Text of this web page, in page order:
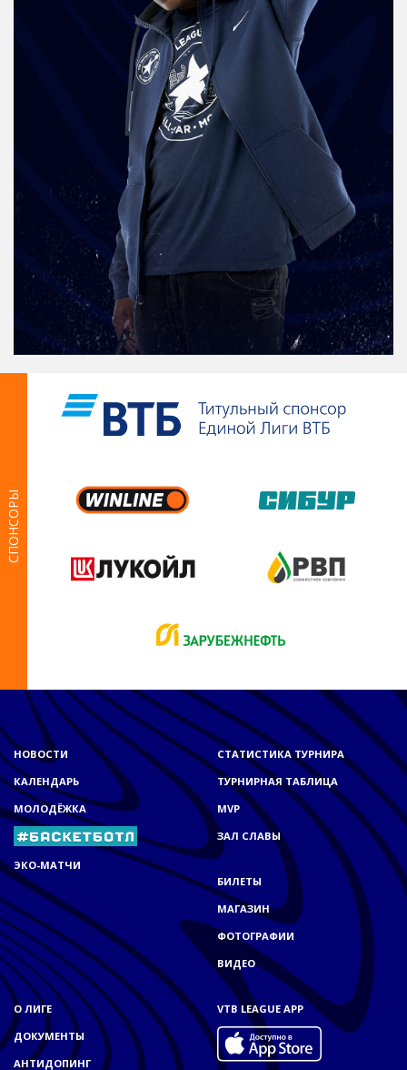
СПОНСОРЫ
НОВОСТИ
КАЛЕНДАРЬ
МОЛОДЁЖКА
ЭКО-МАТЧИ
СТАТИСТИКА ТУРНИРА
ТУРНИРНАЯ ТАБЛИЦА
MVP
ЗАЛ СЛАВЫ
БИЛЕТЫ
МАГАЗИН
ФОТОГРАФИИ
ВИДЕО
О ЛИГЕ
ДОКУМЕНТЫ
АНТИДОПИНГ
VTB LEAGUE APP